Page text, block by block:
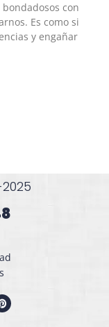
con
Es como si
y engañar
P
i
n